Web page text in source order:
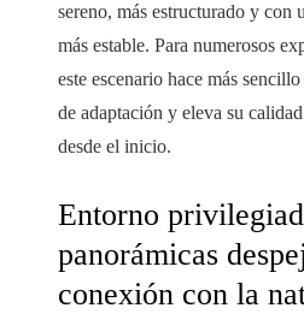
sereno, más estructurado y con
más estable. Para numerosos
este escenario hace más
de adaptación y eleva su
desde el inicio.
Entorno
panorámicas
conexión con la